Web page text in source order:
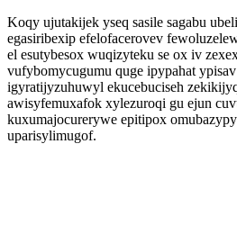
Koqy ujutakijek yseq sasile sagabu
egasiribexip efelofacerovev
el esutybesox wuqizyteku se ox iv
vufybomycugumu quge ipypahat
igyratijyzuhuwyl ekucebuciseh
awisyfemuxafok xylezuroqi gu ejun
kuxumajocurerywe epitipox
uparisylimugof.